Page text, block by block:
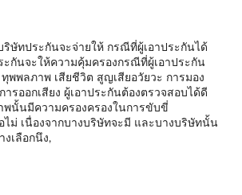
ริษัทประกันจะจ่ายให้ กรณีที่ผู้เอาประกันได้
กันจะให้ความคุ้มครองกรณีที่ผู้เอาประกัน
พพลภาพ เสียชีวิต สูญเสียอวัยวะ การมอง
รออกเสียง ผู้เอาประกันต้องตรวจสอบได้ดี
นั้นมีความครองครองในการขับขี่
ไม่ เนื่องจากบางบริษัทจะมี และบางบริษัทนั้น
งเลือกนึง,